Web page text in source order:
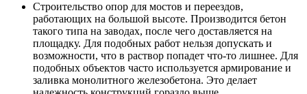
Строительство опор для мостов и переездов,
работающих на большой высоте. Производится бетон
такого типа на заводах, после чего доставляется на
площадку. Для подобных работ нельзя допускать и
возможности, что в раствор попадет что-то лишнее. Для
подобных объектов часто используется армирование и
заливка монолитного железобетона. Это делает